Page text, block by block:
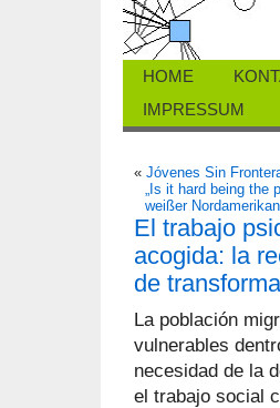
HOME
IMPRESSUM
« Jóvenes Sin
„Is it hard being the
weißer
El trabajo
acogida: la
de
La población
vulnerables
necesidad de la
el trabajo social